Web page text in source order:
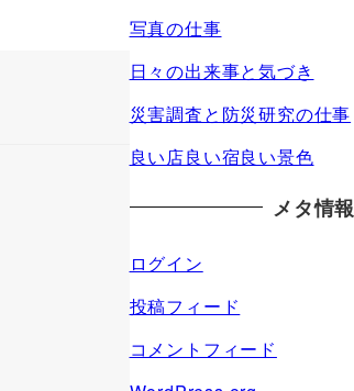
写真の仕事
日々の出来事と気づき
災害調査と防災研究の仕事
良い店良い宿良い景色
メタ情報
ログイン
投稿フィード
コメントフィード